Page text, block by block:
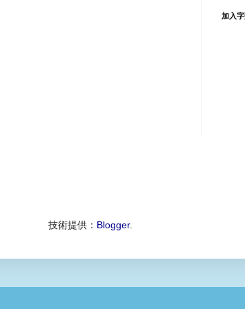
加入
技術提供： Blogger.